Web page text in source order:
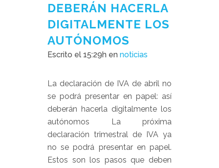
DEBERÁN HACERLA
DIGITALMENTE LOS
AUTÓNOMOS
Escrito el 15:29h en noticias
La declaración de IVA de abril no
se podrá presentar en papel: así
deberán hacerla digitalmente los
autónomos La próxima
declaración trimestral de IVA ya
no se podrá presentar en papel.
Estos son los pasos que deben